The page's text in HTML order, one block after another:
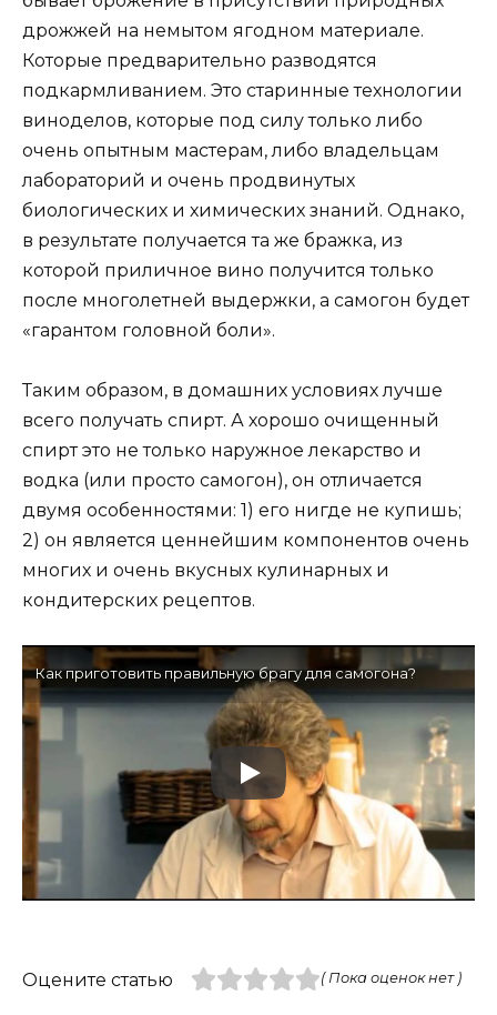
дрожжей на немытом ягодном материале.
Которые предварительно разводятся
подкармливанием. Это старинные технологии
виноделов, которые под силу только либо
очень опытным мастерам, либо владельцам
лабораторий и очень продвинутых
биологических и химических знаний. Однако,
в результате получается та же бражка, из
которой приличное вино получится только
после многолетней выдержки, а самогон будет
«гарантом головной боли».
Таким образом, в домашних условиях лучше
всего получать спирт. А хорошо очищенный
спирт это не только наружное лекарство и
водка (или просто самогон), он отличается
двумя особенностями: 1) его нигде не купишь;
2) он является ценнейшим компонентов очень
многих и очень вкусных кулинарных и
кондитерских рецептов.
Как приготовить правильную брагу для самогона?
Оцените статью ( Пока оценок нет )